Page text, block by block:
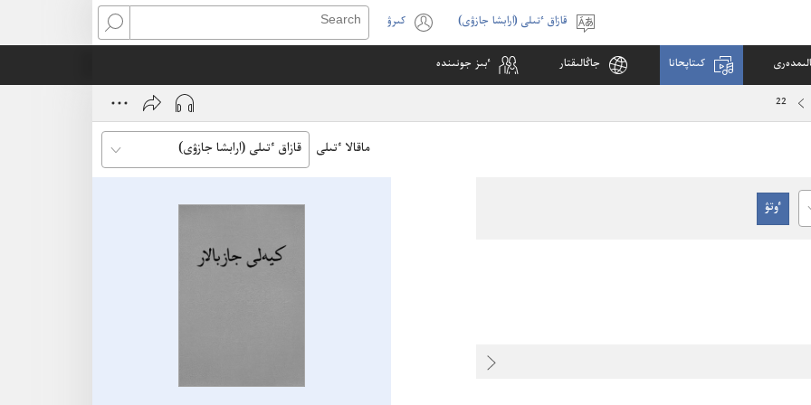
ٴتىلدى
تاڭداۋ
قازاق ٴتىلى (ارابشا جازۋى) كىرۋ
(opens
Search
كىتاپحانا جاڭالىقتار ٴ‌بىز جونىندە
22
ماقالا ٴتىلى